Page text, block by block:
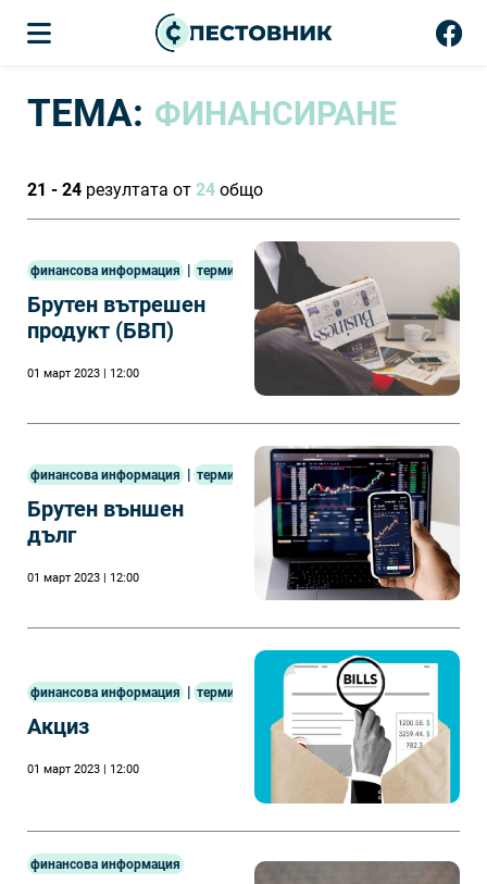
ТЕМА: ФИНАНСИРАНЕ
21 - 24 резултата от 24 общо
финансова информация | терминология
Брутен вътрешен
продукт (БВП)
01 март 2023 | 12:00
финансова информация | терминология
Брутен външен
дълг
01 март 2023 | 12:00
финансова информация | терминология
Акциз
01 март 2023 | 12:00
финансова информация